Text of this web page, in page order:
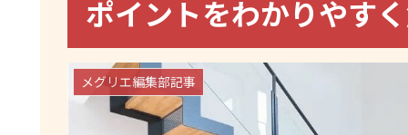
ポイントをわかりやす
メグリエ編集部記事